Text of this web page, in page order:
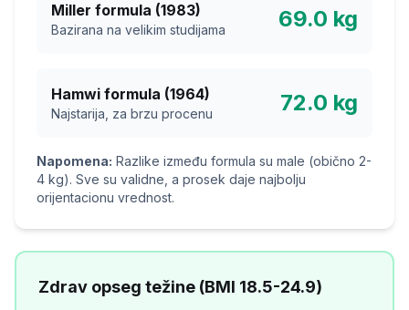
Miller formula (1983)
Bazirana na velikim studijama 69.0 kg
Hamwi formula (1964)
Najstarija, za brzu procenu 72.0 kg
Napomena: Razlike između formula su male (obično 2-
4 kg). Sve su validne, a prosek daje najbolju
orijentacionu vrednost.
Zdrav opseg težine (BMI 18.5-24.9)